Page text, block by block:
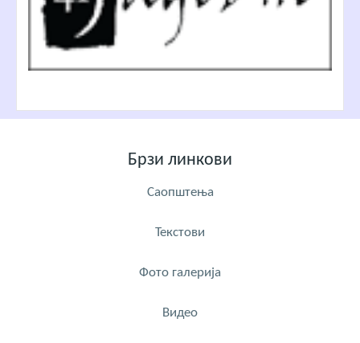
Брзи линкови
Саопштења
Текстови
Фото галерија
Видео